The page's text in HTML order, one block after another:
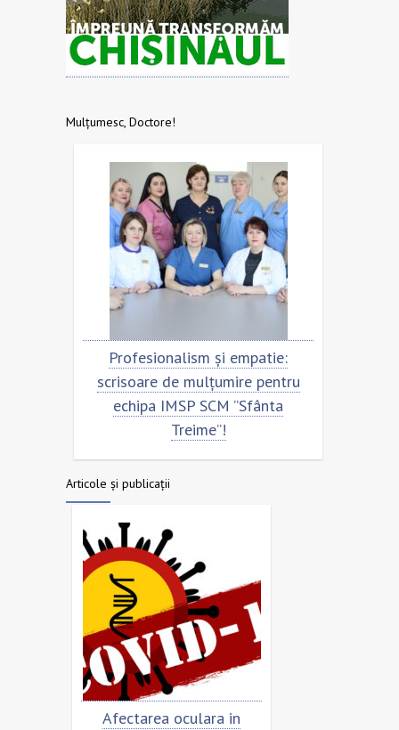
Mulțumesc, Doctore!
Profesionalism și empatie:
scrisoare de mulțumire pentru
echipa IMSP SCM ”Sfânta
Scrisoare de
echipa SCM
Articole și publicații
Afectarea oculara in